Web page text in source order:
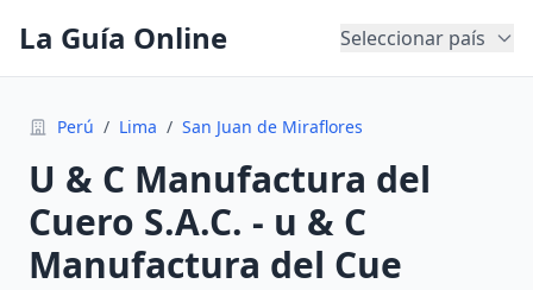
La Guía Online Seleccionar país
Perú / Lima / San Juan de Miraflores
U & C Manufactura del
Cuero S.A.C. - u & C
Manufactura del Cue